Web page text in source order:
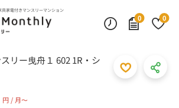
具家電付きマンスリーマンション
0
0
リー曳舟１ 602 1R・シ
円 / 月〜